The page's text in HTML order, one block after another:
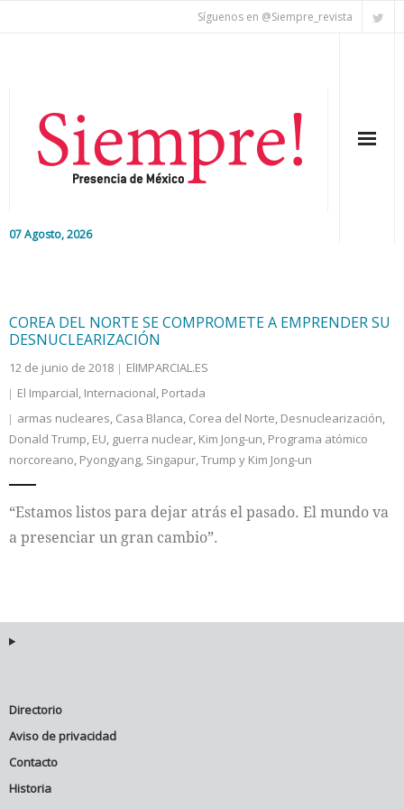
Síguenos en @Siempre_revista
07 Agosto, 2026
Colaboradores
Internacional
COREA DEL NORTE SE COMPROMETE A EMPRENDER SU
DESNUCLEARIZACIÓN
12 de junio de 2018
ElIMPARCIAL.ES
El Imparcial, Internacional, Portada
armas nucleares, Casa Blanca, Corea del Norte, Desnuclearización,
Donald Trump, EU, guerra nuclear, Kim Jong-un, Programa atómico
norcoreano, Pyongyang, Singapur,Trump y Kim Jong-un
“Estamos listos para dejar atrás el pasado. El mundo va
a presenciar un gran cambio”.
Directorio
Aviso de privacidad
Contacto
Historia